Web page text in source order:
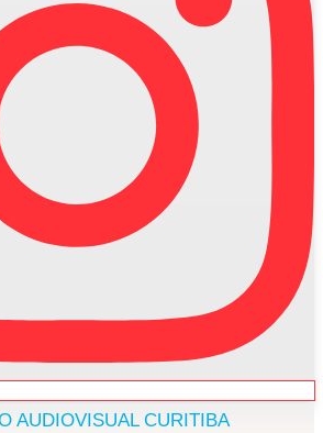
AUDIOVISUAL CURITIBA